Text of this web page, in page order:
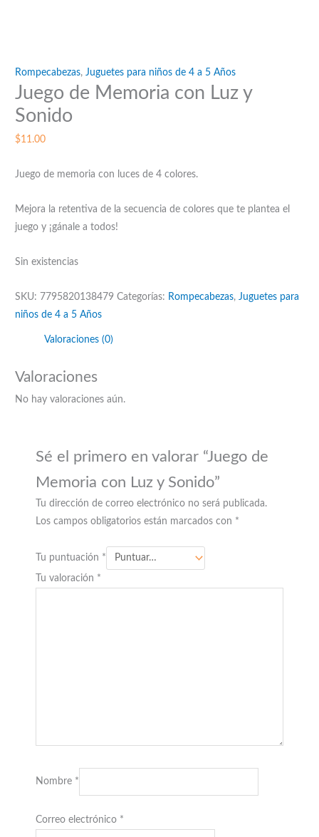
Rompecabezas,Juguetes para niños de 4 a 5 Años
Juego de Memoria con Luz y
Sonido
$11.00
Juego de memoria con luces de 4 colores.
Mejora la retentiva de la secuencia de colores que te plantea el
juego y ¡gánale a todos!
Sin existencias
SKU: 7795820138479 Categorías: Rompecabezas,Juguetes para
niños de 4 a 5 Años
Valoraciones (0)
Valoraciones
No hay valoraciones aún.
Sé el primero en valorar “Juego de
Memoria con Luz y Sonido”
Tu dirección de correo electrónico no será publicada.
Los campos obligatorios están marcados con *
Tu puntuación *
Tu valoración *
Nombre *
Correo electrónico *